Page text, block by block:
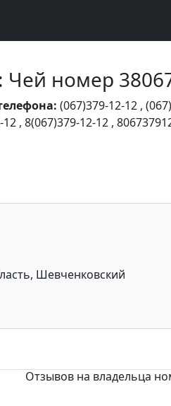
Чей номер
(067)379-12-12 ,
12 , 8(067)379-12-12 ,
Шевченковский
Отзывов на владельца